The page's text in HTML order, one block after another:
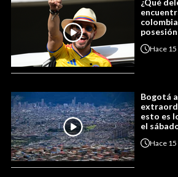
¿Qué
Hace
Bogotá
esto es
el
Hace